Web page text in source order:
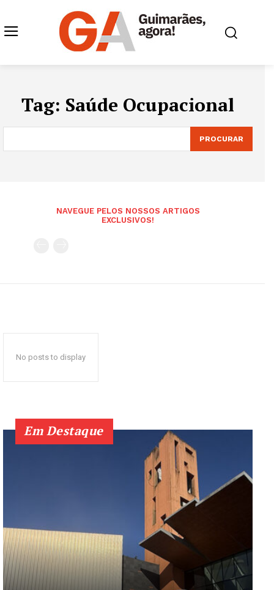
Tag: Saúde Ocupacional
PROCURAR
NAVEGUE PELOS NOSSOS ARTIGOS
EXCLUSIVOS!
No posts to display
Em Destaque